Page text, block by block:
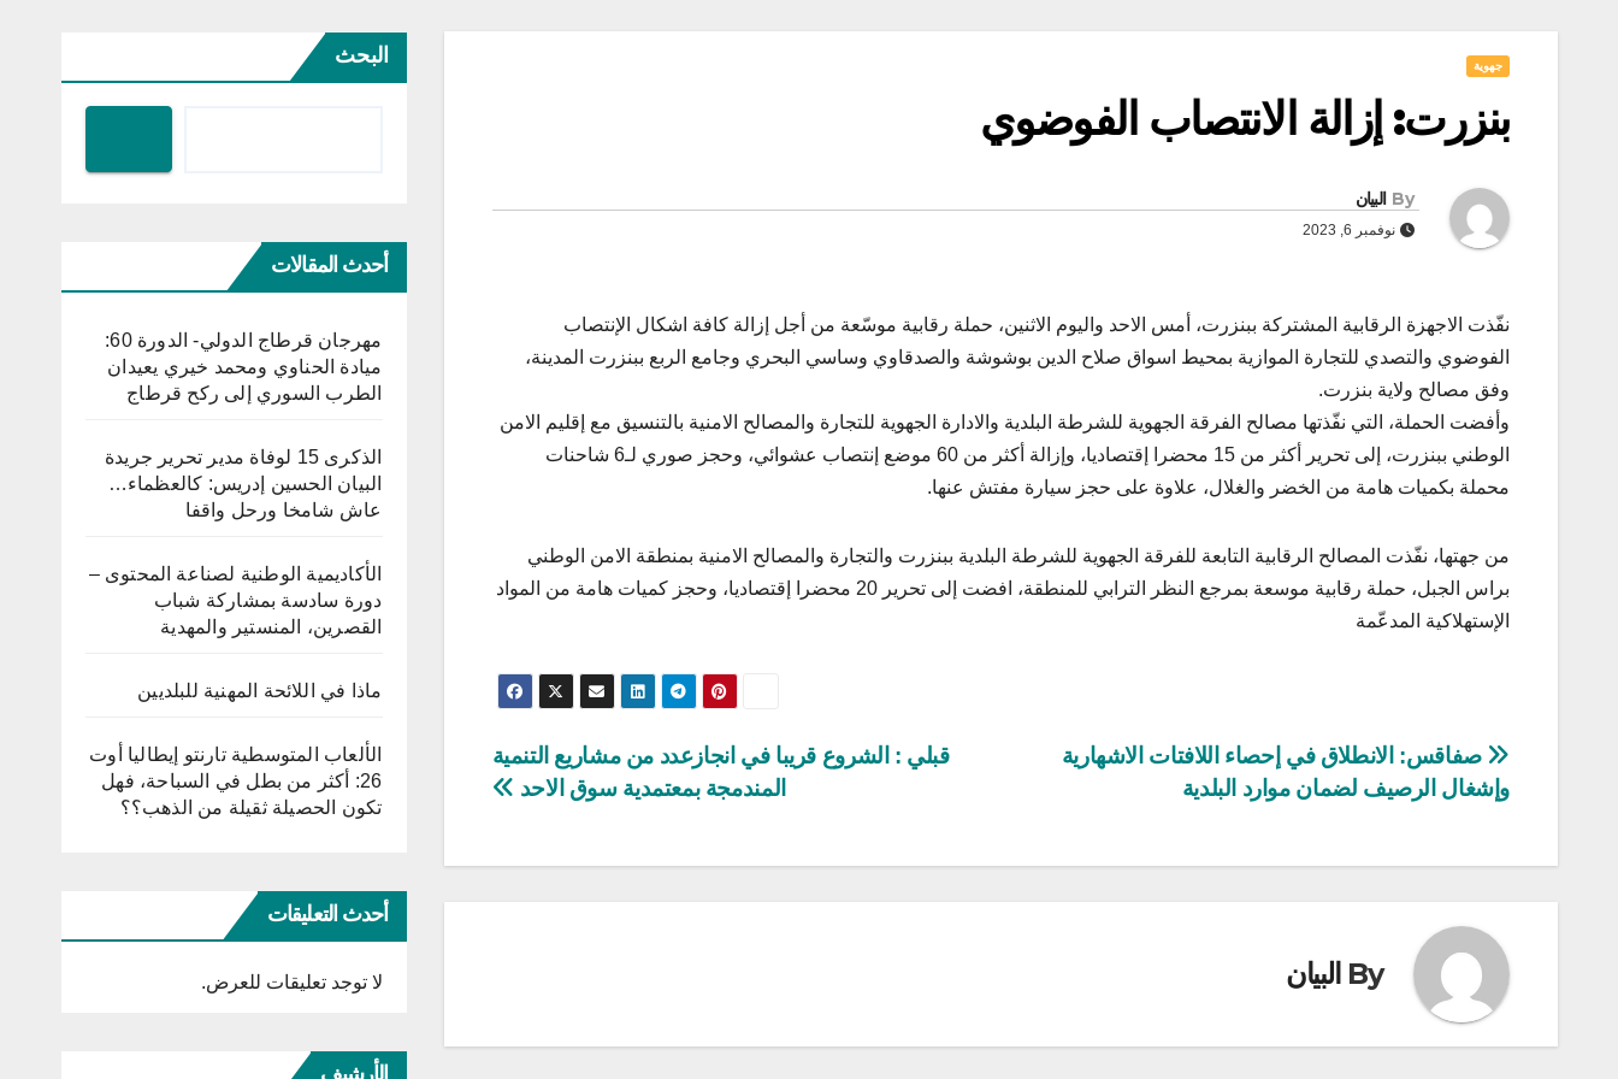
جهوية
بنزرت: إزالة الانتصاب الفوضوي
By البيان
نوفمبر 6, 2023
نفّذت الاجهزة الرقابية المشتركة ببنزرت، أمس الاحد واليوم الاثنين، حملة رقابية موسّعة من أجل إزالة كافة اشكال الإنتصاب
الفوضوي والتصدي للتجارة الموازية بمحيط اسواق صلاح الدين بوشوشة والصدقاوي وساسي البحري وجامع الربع ببنزرت المدينة،
وفق مصالح ولاية بنزرت.
وأفضت الحملة، التي نفّذتها مصالح الفرقة الجهوية للشرطة البلدية والادارة الجهوية للتجارة والمصالح الامنية بالتنسيق مع إقليم الامن
الوطني ببنزرت، إلى تحرير أكثر من 15 محضرا إقتصاديا، وإزالة أكثر من 60 موضع إنتصاب عشوائي، وحجز صوري لـ6 شاحنات
محملة بكميات هامة من الخضر والغلال، علاوة على حجز سيارة مفتش عنها.
من جهتها، نفّذت المصالح الرقابية التابعة للفرقة الجهوية للشرطة البلدية ببنزرت والتجارة والمصالح الامنية بمنطقة الامن الوطني
براس الجبل، حملة رقابية موسعة بمرجع النظر الترابي للمنطقة، افضت إلى تحرير 20 محضرا إقتصاديا، وحجز كميات هامة من المواد
الإستهلاكية المدعّمة
تصفّح
المقالات
قبلي : الشروع قريبا في انجازعدد من مشاريع التنمية
المندمجة بمعتمدية سوق الاحد
صفاقس: الانطلاق في إحصاء اللافتات الاشهارية
وإشغال الرصيف لضمان موارد البلدية
By البيان
البحث
أحدث المقالات
مهرجان قرطاج الدولي- الدورة 60:
ميادة الحناوي ومحمد خيري يعيدان
الطرب السوري إلى ركح قرطاج
الذكرى 15 لوفاة مدير تحرير جريدة
البيان الحسين إدريس: كالعظماء…
عاش شامخا ورحل واقفا
الأكاديمية الوطنية لصناعة المحتوى –
دورة سادسة بمشاركة شباب
القصرين، المنستير والمهدية
ماذا في اللائحة المهنية للبلديين
الألعاب المتوسطية تارنتو إيطاليا أوت
26: أكثر من بطل في السباحة، فهل
تكون الحصيلة ثقيلة من الذهب؟؟
أحدث التعليقات
لا توجد تعليقات للعرض.